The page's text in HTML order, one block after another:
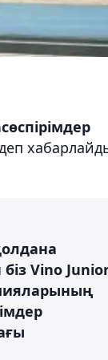
Vino